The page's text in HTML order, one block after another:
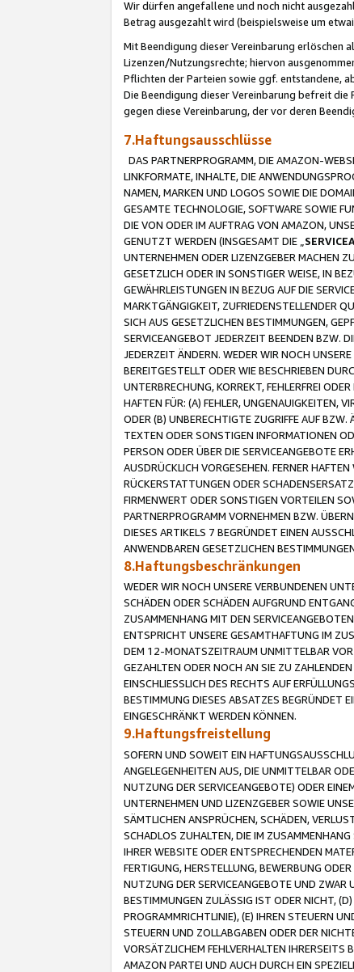
Wir dürfen angefallene und noch nicht
Betrag ausgezahlt wird (beispielsweise um
Mit Beendigung dieser Vereinbarung erlöschen
Lizenzen/Nutzungsrechte; hiervon
Pflichten der Parteien sowie ggf. entstandene,
Die Beendigung dieser Vereinbarung befreit
gegen diese Vereinbarung, der vor deren
7.Haftungsausschlüsse
DAS PARTNERPROGRAMM, DIE AMAZON-
LINKFORMATE, INHALTE, DIE
NAMEN, MARKEN UND LOGOS SOWIE DIE
GESAMTE TECHNOLOGIE, SOFTWARE SOWIE
DIE VON ODER IM AUFTRAG VON AMAZON,
GENUTZT WERDEN (INSGESAMT DIE „
UNTERNEHMEN ODER LIZENZGEBER MACHEN
GESETZLICH ODER IN SONSTIGER WEISE, IN
GEWÄHRLEISTUNGEN IN BEZUG AUF DIE
MARKTGÄNGIGKEIT, ZUFRIEDENSTELLENDER
SICH AUS GESETZLICHEN BESTIMMUNGEN,
SERVICEANGEBOT JEDERZEIT BEENDEN BZW.
JEDERZEIT ÄNDERN. WEDER WIR NOCH
BEREITGESTELLT ODER WIE BESCHRIEBEN
UNTERBRECHUNG, KORREKT, FEHLERFREI
HAFTEN FÜR: (A) FEHLER, UNGENAUIGKEITEN,
ODER (B) UNBERECHTIGTE ZUGRIFFE AUF
TEXTEN ODER SONSTIGEN INFORMATIONEN
PERSON ODER ÜBER DIE SERVICEANGEBOTE
AUSDRÜCKLICH VORGESEHEN. FERNER
RÜCKERSTATTUNGEN ODER
FIRMENWERT ODER SONSTIGEN VORTEILEN
PARTNERPROGRAMM VORNEHMEN BZW.
DIESES ARTIKELS 7 BEGRÜNDET EINEN
ANWENDBAREN GESETZLICHEN
8.Haftungsbeschränkungen
WEDER WIR NOCH UNSERE VERBUNDENEN
SCHÄDEN ODER SCHÄDEN AUFGRUND
ZUSAMMENHANG MIT DEN
ENTSPRICHT UNSERE GESAMTHAFTUNG IM
DEM 12-MONATSZEITRAUM UNMITTELBAR
GEZAHLTEN ODER NOCH AN SIE ZU
EINSCHLIESSLICH DES RECHTS AUF
BESTIMMUNG DIESES ABSATZES BEGRÜNDET
EINGESCHRÄNKT WERDEN KÖNNEN.
9.Haftungsfreistellung
SOFERN UND SOWEIT EIN
ANGELEGENHEITEN AUS, DIE UNMITTELBAR
NUTZUNG DER SERVICEANGEBOTE) ODER
UNTERNEHMEN UND LIZENZGEBER SOWIE
SÄMTLICHEN ANSPRÜCHEN, SCHÄDEN,
SCHADLOS ZUHALTEN, DIE IM
IHRER WEBSITE ODER ENTSPRECHENDEN
FERTIGUNG, HERSTELLUNG, BEWERBUNG
NUTZUNG DER SERVICEANGEBOTE UND ZWAR
BESTIMMUNGEN ZULÄSSIG IST ODER NICHT,
PROGRAMMRICHTLINIE), (E) IHREN STEUERN
STEUERN UND ZOLLABGABEN ODER DER
VORSÄTZLICHEM FEHLVERHALTEN IHRERSEITS
AMAZON PARTEI UND AUCH DURCH EIN